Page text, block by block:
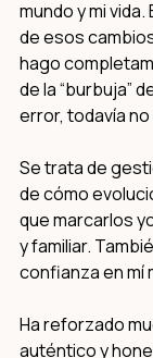
mundo y mi
de esos
hago
de la “burbuja”
error, todavía
Se trata de
de cómo
que marcarlos
y familiar.
confianza en mí
Ha reforzado
auténtico y